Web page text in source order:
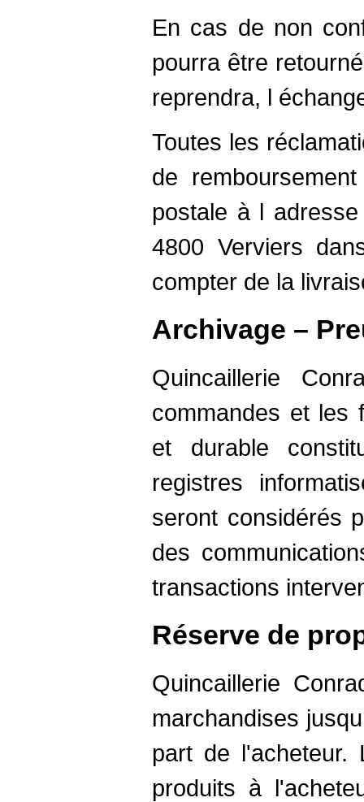
En cas de non
pourra être
reprendra, l
Toutes les
de
postale à l
4800 Verviers
compter de la
Archivage –
Quincaillerie
commandes et les
et durable
registres
seront considérés
des
transactions
Réserve de
Quincaillerie
marchandises
part de l'acheteur.
produits à